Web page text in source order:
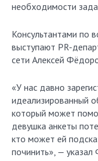
необходимости
Консультантами по
выступают PR-
сети Алексей
«У нас давно
идеализированный
который может
девушка анкеты
кто может ей
починить», —